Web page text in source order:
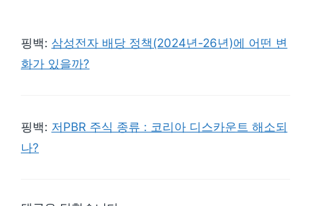
핑백: 삼성전자 배당 정책(2024년-26년)에 어떤 변
화가 있을까?
핑백: 저PBR 주식 종류 : 코리아 디스카운트 해소되
나?